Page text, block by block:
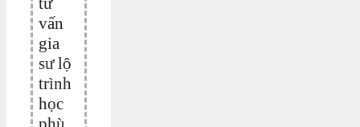
vấn
gia
sư lộ
trình
học